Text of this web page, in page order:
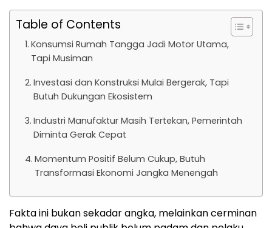
Table of Contents
Konsumsi Rumah Tangga Jadi Motor Utama,
Tapi Musiman
Investasi dan Konstruksi Mulai Bergerak, Tapi
Butuh Dukungan Ekosistem
Industri Manufaktur Masih Tertekan, Pemerintah
Diminta Gerak Cepat
Momentum Positif Belum Cukup, Butuh
Transformasi Ekonomi Jangka Menengah
Fakta ini bukan sekadar angka, melainkan cerminan